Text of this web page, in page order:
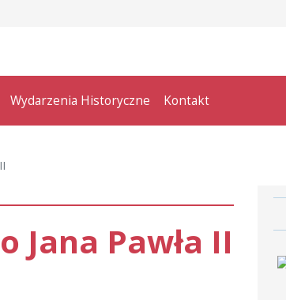
Wydarzenia Historyczne Kontakt
Pawła II